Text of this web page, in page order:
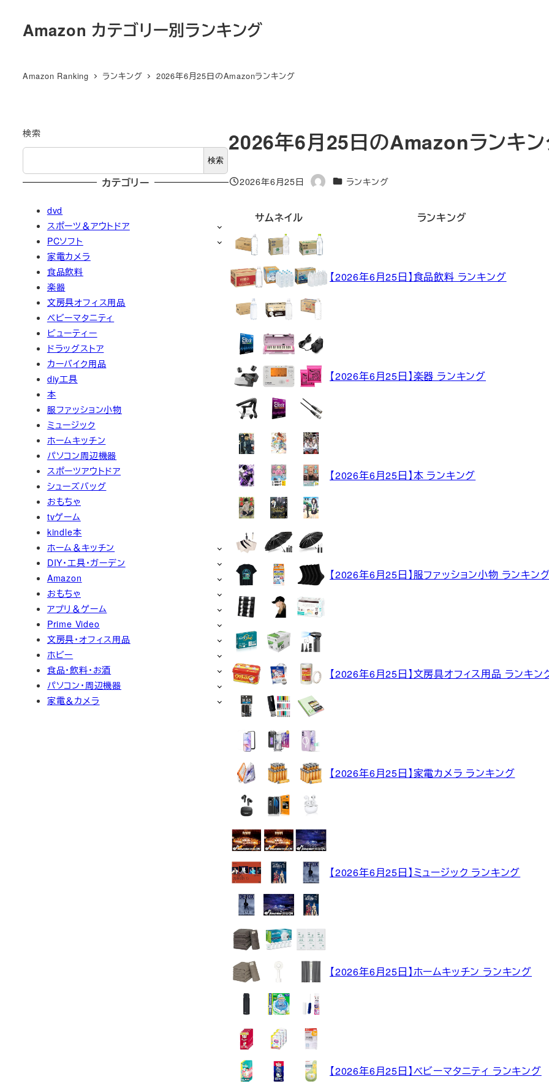
Amazon カテゴリー別ランキング
Amazon Ranking ランキング 2026年6月25日のAmazonランキング
2026年6月25日のAmazonランキ
投稿日
2026年6月25日
著
カテゴリー
ランキング
サムネイル ランキング
【2026年6月25日】食品飲料 ランキング
【2026年6月25日】楽器 ランキング
【2026年6月25日】本 ランキング
【2026年6月25日】服ファッション小物 ランキン
【2026年6月25日】文房具オフィス用品 ランキン
【2026年6月25日】家電カメラ ランキング
【2026年6月25日】ミュージック ランキング
【2026年6月25日】ホームキッチン ランキング
【2026年6月25日】ベビーマタニティ ランキング
検索
検索
カテゴリー
dvd
スポーツ＆アウトドア
PCソフト
家電カメラ
食品飲料
楽器
文房具オフィス用品
ベビーマタニティ
ビューティー
ドラッグストア
カーバイク用品
diy工具
本
服ファッション小物
ミュージック
ホームキッチン
パソコン周辺機器
スポーツアウトドア
シューズバッグ
おもちゃ
tvゲーム
kindle本
ホーム＆キッチン
DIY・工具・ガーデン
Amazon
おもちゃ
アプリ＆ゲーム
Prime Video
文房具・オフィス用品
ホビー
食品・飲料・お酒
パソコン・周辺機器
家電＆カメラ